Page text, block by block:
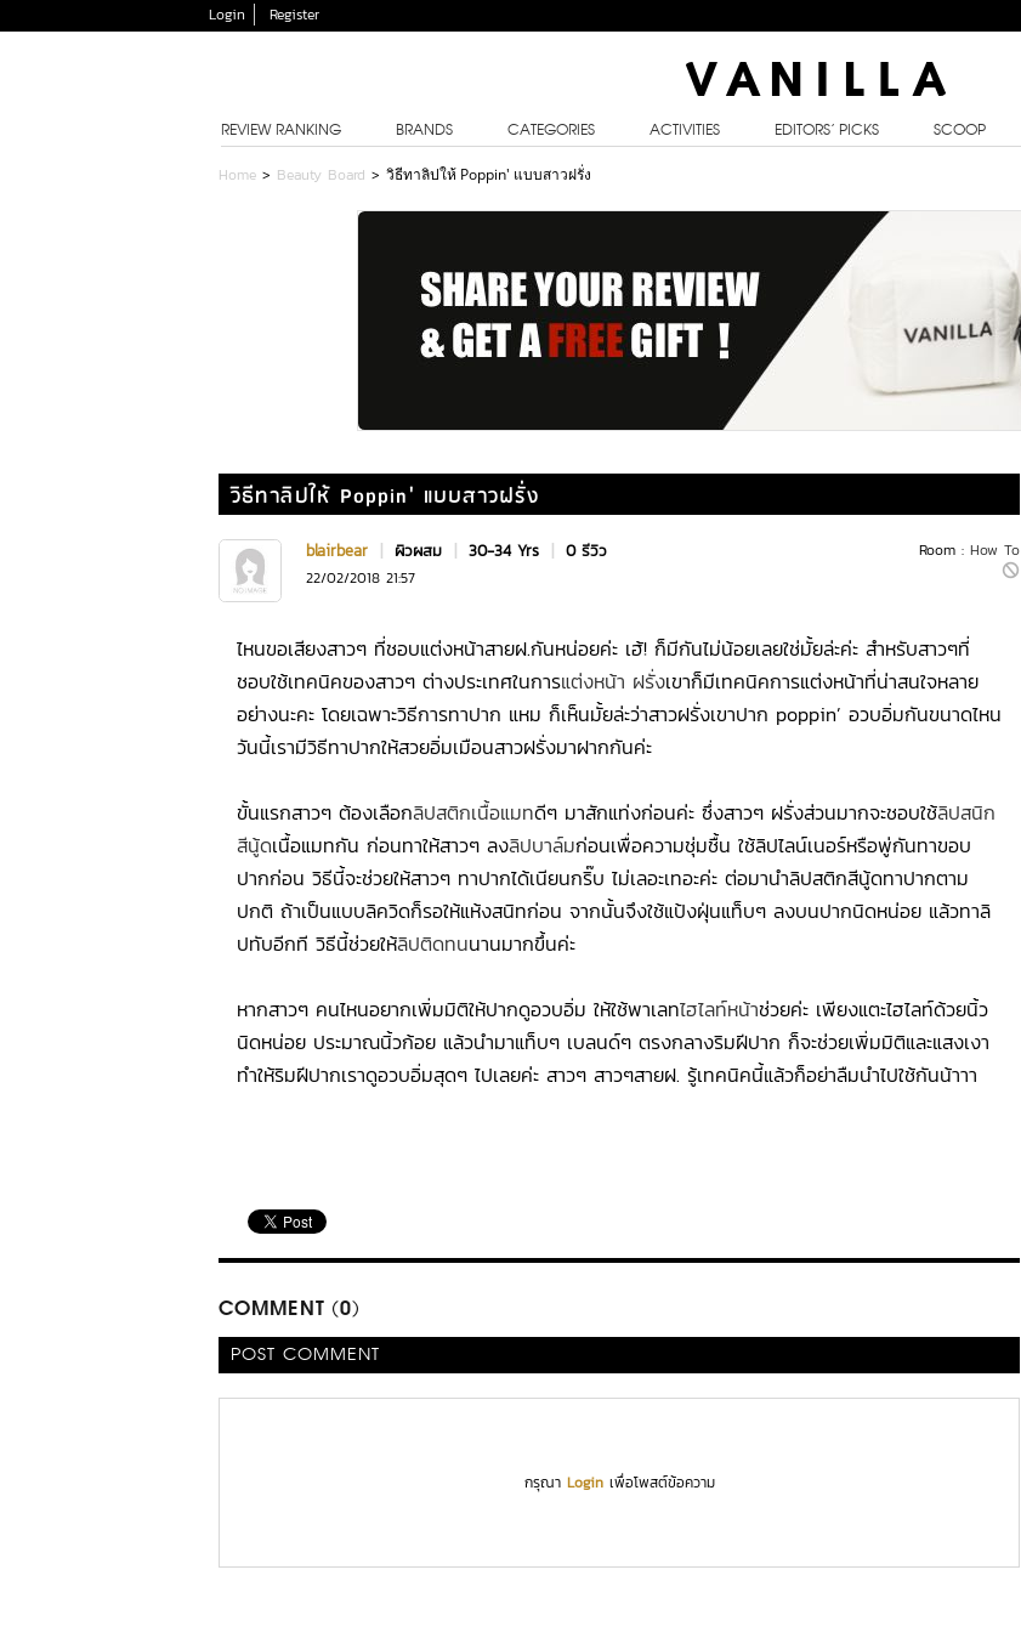
Login Register
REVIEW RANKING BRANDS CATEGORIES ACTIVITIES EDITORS’ PICKS SCOOP
Home > Beauty Board > วิธีทาลิปให้ Poppin' แบบสาวฝรั่ง
วิธีทาลิปให้ Poppin' แบบสาวฝรั่ง
Room : How To
blairbear | ผิวผสม | 30-34 Yrs | 0 รีวิว
22/02/2018 21:57
ไหนขอเสียงสาวๆ ที่ชอบแต่งหน้าสายฝ.กันหน่อยค่ะ เฮ้! ก็มีกันไม่น้อยเลยใช่มั้ยล่ะค่ะ สำหรับสาวๆที่
ชอบใช้เทคนิคของสาวๆ ต่างประเทศในการแต่งหน้า ฝรั่งเขาก็มีเทคนิคการแต่งหน้าที่น่าสนใจหลาย
อย่างนะคะ โดยเฉพาะวิธีการทาปาก แหม ก็เห็นมั้ยล่ะว่าสาวฝรั่งเขาปาก poppin’ อวบอิ่มกันขนาดไหน
วันนี้เรามีวิธีทาปากให้สวยอิ่มเมือนสาวฝรั่งมาฝากกันค่ะ
ขั้นแรกสาวๆ ต้องเลือกลิปสติกเนื้อแมทดีๆ มาสักแท่งก่อนค่ะ ซึ่งสาวๆ ฝรั่งส่วนมากจะชอบใช้ลิปสนิก
สีนู้ดเนื้อแมทกัน ก่อนทาให้สาวๆ ลงลิปบาล์มก่อนเพื่อความชุ่มชื้น ใช้ลิปไลน์เนอร์หรือพู่กันทาขอบ
ปากก่อน วิธีนี้จะช่วยให้สาวๆ ทาปากได้เนียนกริ๊บ ไม่เลอะเทอะค่ะ ต่อมานำลิปสติกสีนู้ดทาปากตาม
ปกติ ถ้าเป็นแบบลิควิดก็รอให้แห้งสนิทก่อน จากนั้นจึงใช้แป้งฝุ่นแท็บๆ ลงบนปากนิดหน่อย แล้วทาลิ
ปทับอีกที วิธีนี้ช่วยให้ลิปติดทนนานมากขึ้นค่ะ
หากสาวๆ คนไหนอยากเพิ่มมิติให้ปากดูอวบอิ่ม ให้ใช้พาเลทไฮไลท์หน้าช่วยค่ะ เพียงแตะไฮไลท์ด้วยนิ้ว
นิดหน่อย ประมาณนิ้วก้อย แล้วนำมาแท็บๆ เบลนด์ๆ ตรงกลางริมฝีปาก ก็จะช่วยเพิ่มมิติและแสงเงา
ทำให้ริมฝีปากเราดูอวบอิ่มสุดๆ ไปเลยค่ะ สาวๆ สาวๆสายฝ. รู้เทคนิคนี้แล้วก็อย่าลืมนำไปใช้กันน้าาา
COMMENT (0)
POST COMMENT
กรุณา Loginเพื่อโพสต์ข้อความ